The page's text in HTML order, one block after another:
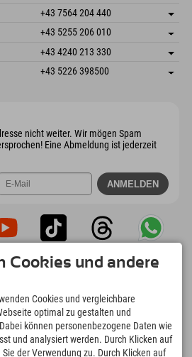
Buchen
Adresse speichern
Buchen
+43 7564 204 440
Adresse speichern
Buchen
+43 5255 206 010
Adresse speichern
Buchen
+43 4240 213 330
Adresse speichern
+43 5226 398500
nicht weiter. Wir mögen Spam
Eine Abmeldung ist jederzeit
Mein
uvm. Jetzt
Cookies und andere
Cookies und vergleichbare
optimal zu gestalten und
können personenbezogene Daten wie
und analysiert werden. Durch Klicken auf
der Verwendung zu. Durch Klicken auf